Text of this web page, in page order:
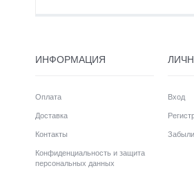
ИНФОРМАЦИЯ
Оплата
Доставка
Контакты
Конфиденциальность и защита
персональных данных
Вход